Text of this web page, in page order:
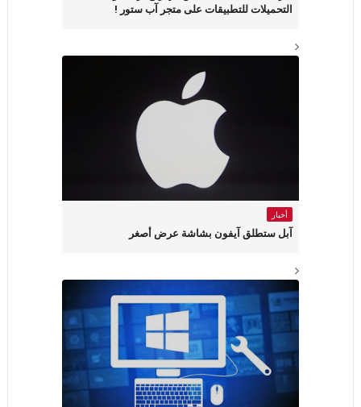
التحميلات للتطبيقات على متجر آب ستور !
أخبار
آبل ستطلق آيفون بشاشة عرض أصغر